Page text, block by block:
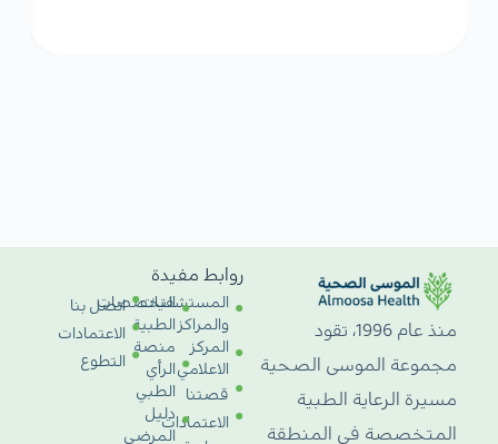
منذ عام 1996، تقود
مجموعة الموسى الصحية
مسيرة الرعاية الطبية
المتخصصة في المنطقة
روابط مفيدة
المستشفيات
والمراكز
المركز
الاعلامي
قصتنا
الاعتمادات
التخصصات
الطبية
منصة
الرأي
الطبي
دليل
المرضى
اتصل بنا
الاعتمادات
التطوع